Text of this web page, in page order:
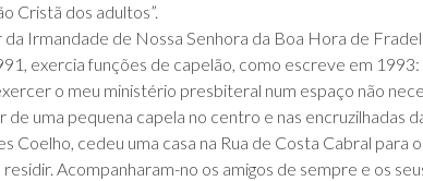
Cristã dos adultos”.
Irmandade de Nossa Senhora da Boa Hora de
exercia funções de capelão, como escreve em
o meu ministério presbiteral num espaço não
uma pequena capela no centro e nas encruzilhadas
Coelho, cedeu uma casa na Rua de Costa Cabral para
Acompanharam-no os amigos de sempre e os